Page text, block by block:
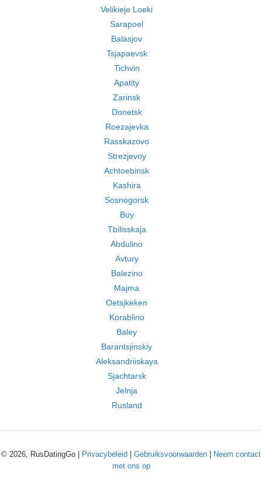
Velikieje Loeki
Sarapoel
Balasjov
Tsjapaevsk
Tichvin
Apatity
Zarinsk
Donetsk
Roezajevka
Rasskazovo
Strezjevoy
Achtoebinsk
Kashira
Sosnogorsk
Buy
Tbilisskaja
Abdulino
Avtury
Balezino
Majma
Oetsjkeken
Korablino
Baley
Barantsjinskiy
Aleksandriiskaya
Sjachtarsk
Jelnja
Rusland
© 2026, RusDatingGo | Privacybeleid Gebruiksvoorwaarden
Neem contact
met ons op